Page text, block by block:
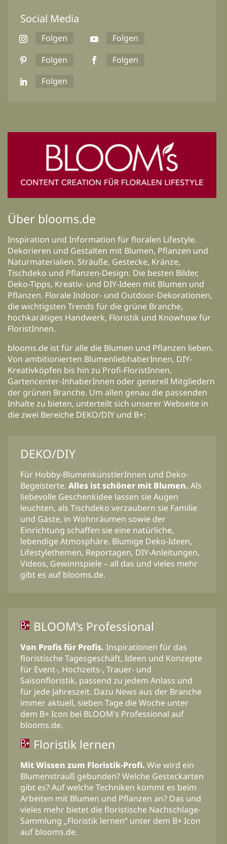
Social Media
Folgen
Folgen
Folgen
Folgen
Folgen
Über blooms.de
Inspiration und Information für floralen Lifestyle.
Dekorieren und Gestalten mit Blumen, Pflanzen und
Naturmaterialien. Sträuße, Gestecke, Kränze,
Tischdeko und Pflanzen-Design. Die besten Bilder,
Deko-Tipps, Kreativ- und DIY-Ideen mit Blumen und
Pflanzen. Florale Indoor- und Outdoor-Dekorationen,
die wichtigsten Trends für die grüne Branche,
hochkarätiges Handwerk, Floristik und Knowhow für
FloristInnen.
blooms.de ist für alle die Blumen und Pflanzen lieben.
Von ambitionierten BlumenliebhaberInnen, DIY-
Kreativköpfen bis hin zu Profi-FloristInnen,
Gartencenter-InhaberInnen oder generell Mitgliedern
der grünen Branche. Um allen genau die passenden
Inhalte zu bieten, unterteilt sich unserer Webseite in
die zwei Bereiche DEKO/DIY und B+:
DEKO/DIY
Für Hobby-BlumenkünstlerInnen und Deko-
Begeisterte. Alles ist schöner mit Blumen. Als
liebevolle Geschenkidee lassen sie Augen
leuchten, als Tischdeko verzaubern sie Familie
und Gäste, in Wohnräumen sowie der
Einrichtung schaffen sie eine natürliche,
lebendige Atmosphäre. Blumige Deko-Ideen,
Lifestylethemen, Reportagen, DIY-Anleitungen,
Videos, Gewinnspiele – all das und vieles mehr
gibt es auf blooms.de.
BLOOM’s Professional
Von Profis für Profis. Inspirationen für das
floristische Tagesgeschäft, Ideen und Konzepte
für Event-, Hochzeits-, Trauer- und
Saisonfloristik, passend zu jedem Anlass und
für jede Jahreszeit. Dazu News aus der Branche
immer aktuell, sieben Tage die Woche unter
dem B+ Icon bei BLOOM’s Professional auf
blooms.de.
Floristik lernen
Mit Wissen zum Floristik-Profi. Wie wird ein
Blumenstrauß gebunden? Welche Gesteckarten
gibt es? Auf welche Techniken kommt es beim
Arbeiten mit Blumen und Pflanzen an? Das und
vieles mehr bietet die floristische Nachschlage-
Sammlung „Floristik lernen“ unter dem B+ Icon
auf blooms.de.